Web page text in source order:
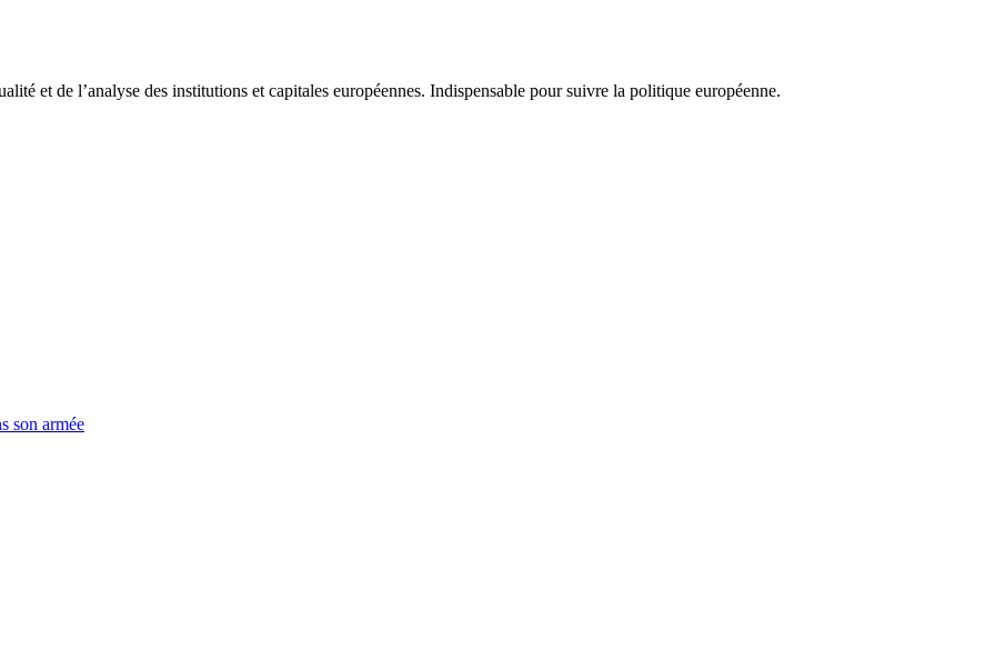
et de l’analyse des institutions et capitales européennes. Indispensable pour suivre la politique européenne.
son armée